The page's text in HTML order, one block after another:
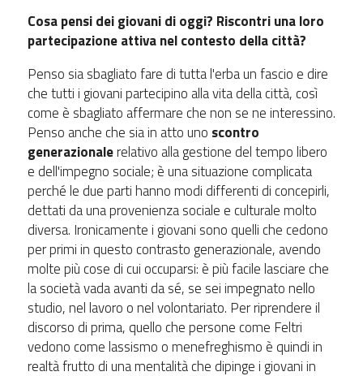
Cosa pensi dei giovani di oggi? Riscontri una loro
partecipazione attiva nel contesto della città?
Penso sia sbagliato fare di tutta l'erba un fascio e dire
che tutti i giovani partecipino alla vita della città, così
come è sbagliato affermare che non se ne interessino.
Penso anche che sia in atto uno scontro
generazionalerelativo alla gestione del tempo libero
e dell'impegno sociale; è una situazione complicata
perché le due parti hanno modi differenti di concepirli,
dettati da una provenienza sociale e culturale molto
diversa. Ironicamente i giovani sono quelli che cedono
per primi in questo contrasto generazionale, avendo
molte più cose di cui occuparsi: è più facile lasciare che
la società vada avanti da sé, se sei impegnato nello
studio, nel lavoro o nel volontariato. Per riprendere il
discorso di prima, quello che persone come Feltri
vedono come lassismo o menefreghismo è quindi in
realtà frutto di una mentalità che dipinge i giovani in